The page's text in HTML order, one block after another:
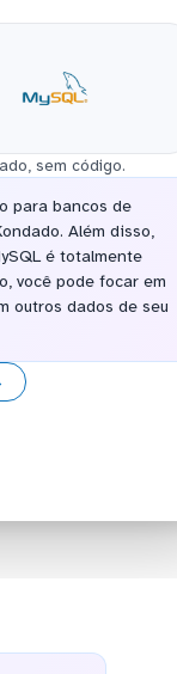
sem código.
para bancos de
Além disso,
é totalmente
você pode focar em
outros dados de seu